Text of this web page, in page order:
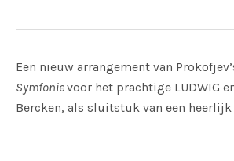
Een nieuw arrangement van
Symfonievoor het prachtige LUDWIG
Bercken, als sluitstuk van een